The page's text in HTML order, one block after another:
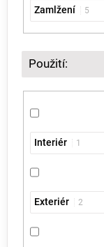
Zamlžení 5
Použití:
Interiér 1
Exteriér 2